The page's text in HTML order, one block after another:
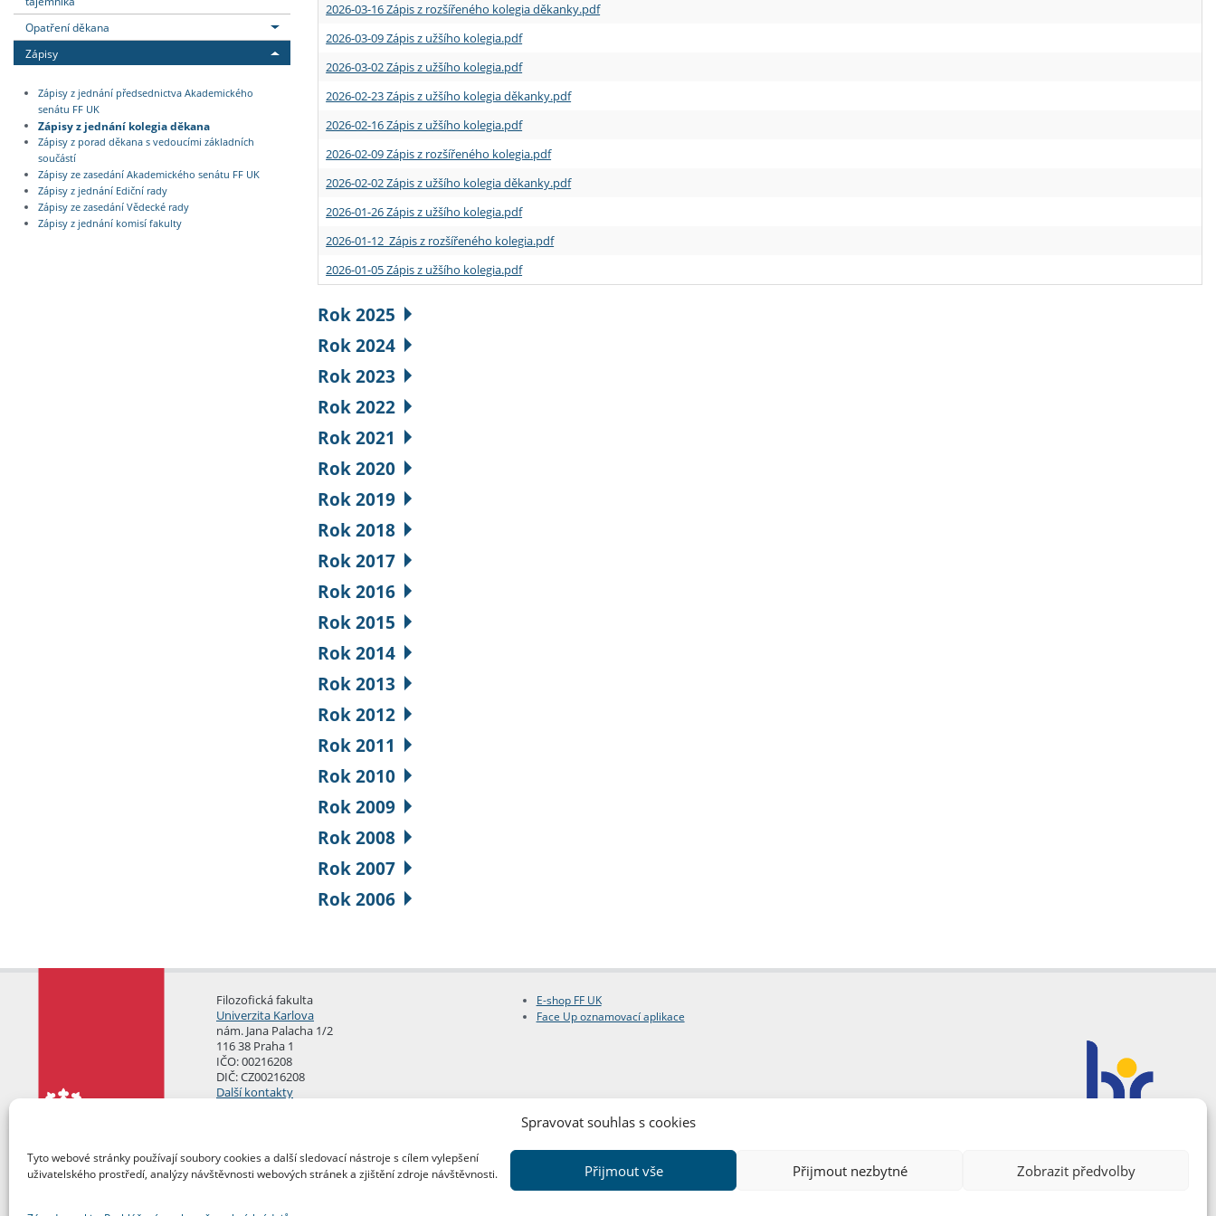
Spravovat souhlas s cookies
Tyto webové stránky používají soubory cookies a další sledovací nástroje s cílem vylepšení
uživatelského prostředí, analýzy návštěvnosti webových stránek a zjištění zdroje návštěvnosti.
Přijmout vše Přijmout nezbytné Zobrazit předvolby
Opatření děkana
Zápisy
Zápisy z jednání předsednictva Akademického
senátu FF UK
Zápisy z jednání kolegia děkana
Zápisy z porad děkana s vedoucími základních
součástí
Zápisy ze zasedání Akademického senátu FF UK
Zápisy z jednání Ediční rady
Zápisy ze zasedání Vědecké rady
Zápisy z jednání komisí fakulty
2026-03-16 Zápis z rozšířeného kolegia děkanky.pdf
2026-03-09 Zápis z užšího kolegia.pdf
2026-03-02 Zápis z užšího kolegia.pdf
2026-02-23 Zápis z užšího kolegia děkanky.pdf
2026-02-16 Zápis z užšího kolegia.pdf
2026-02-09 Zápis z rozšířeného kolegia.pdf
2026-02-02 Zápis z užšího kolegia děkanky.pdf
2026-01-26 Zápis z užšího kolegia.pdf
2026-01-12 Zápis z rozšířeného kolegia.pdf
2026-01-05 Zápis z užšího kolegia.pdf
Rok 2025
Rok 2024
Rok 2023
Rok 2022
Rok 2021
Rok 2020
Rok 2019
Rok 2018
Rok 2017
Rok 2016
Rok 2015
Rok 2014
Rok 2013
Rok 2012
Rok 2011
Rok 2010
Rok 2009
Rok 2008
Rok 2007
Rok 2006
Filozofická fakulta
Univerzita Karlova
nám. Jana Palacha 1/2
116 38 Praha 1
IČO: 00216208
DIČ: CZ00216208
Další kontakty
E-shop FF UK
Face Up oznamovací aplikace